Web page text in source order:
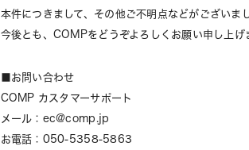
本件につきまして、その他ご不明点などがございま
今後とも、COMPをどうぞよろしくお願い申し上げ
■お問い合わせ
COMP カスタマーサポート
メール：ec@comp.jp
お電話：050-5358-5863